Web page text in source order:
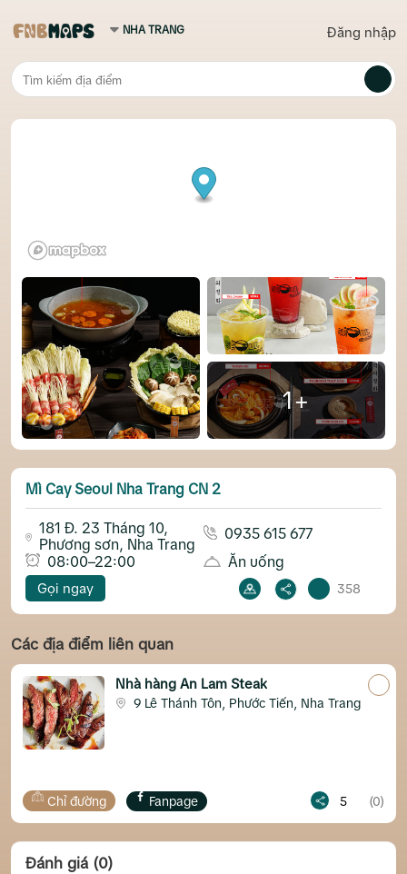
Đăng nhập
1+
Mì Cay Seoul Nha Trang CN 2
181 Đ. 23 Tháng 10,
Phương sơn, Nha Trang
0935 615 677
08:00–22:00
Ăn uống
Gọi ngay 358
Các địa điểm liên quan
Nhà hàng An Lam Steak
9 Lê Thánh Tôn, Phước Tiến, Nha Trang
Chỉ đường Fanpage 5 (0)
Đánh giá (0)